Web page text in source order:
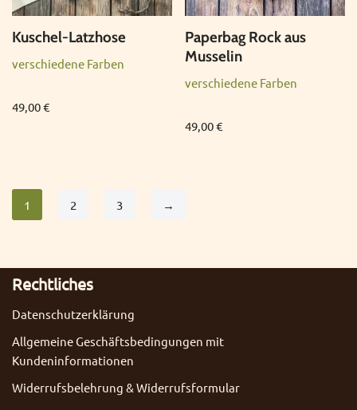
Kuschel-Latzhose
verschiedene Farben
49,00€
Paperbag Rock aus
Musselin
verschiedene Farben
49,00€
1 2 3 →
Rechtliches
Datenschutzerklärung
Allgemeine Geschäftsbedingungen mit
Kundeninformationen
Widerrufsbelehrung & Widerrufsformular